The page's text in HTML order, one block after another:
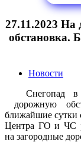
27.11.2023 На
обстановка.
Новости
Снегопад в
дорожную
ближайшие сутки
Центра ГО и ЧС
на загородные